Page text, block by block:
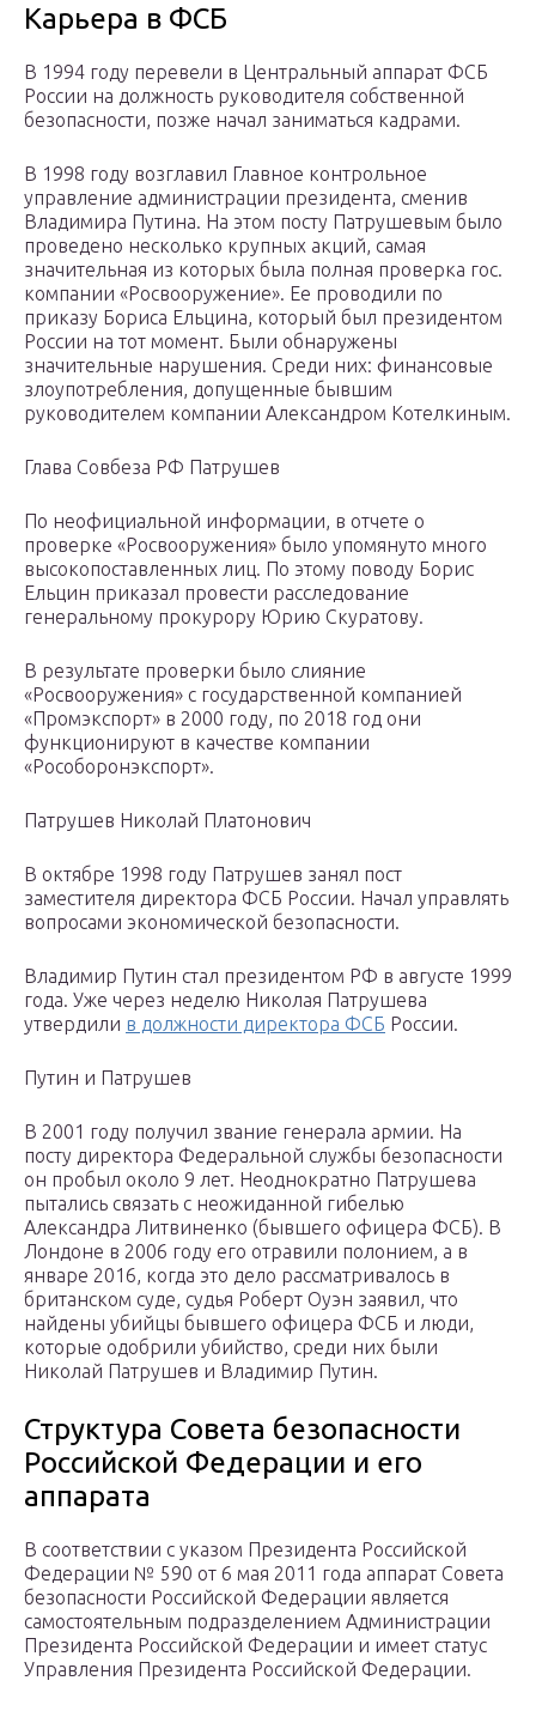
Карьера в ФСБ
В 1994 году перевели в Центральный аппарат ФСБ
России на должность руководителя собственной
безопасности, позже начал заниматься кадрами.
В 1998 году возглавил Главное контрольное
управление администрации президента, сменив
Владимира Путина. На этом посту Патрушевым было
проведено несколько крупных акций, самая
значительная из которых была полная проверка гос.
компании «Росвооружение». Ее проводили по
приказу Бориса Ельцина, который был президентом
России на тот момент. Были обнаружены
значительные нарушения. Среди них: финансовые
злоупотребления, допущенные бывшим
руководителем компании Александром Котелкиным.
Глава Совбеза РФ Патрушев
По неофициальной информации, в отчете о
проверке «Росвооружения» было упомянуто много
высокопоставленных лиц. По этому поводу Борис
Ельцин приказал провести расследование
генеральному прокурору Юрию Скуратову.
В результате проверки было слияние
«Росвооружения» с государственной компанией
«Промэкспорт» в 2000 году, по 2018 год они
функционируют в качестве компании
«Рособоронэкспорт».
Патрушев Николай Платонович
В октябре 1998 году Патрушев занял пост
заместителя директора ФСБ России. Начал управлять
вопросами экономической безопасности.
Владимир Путин стал президентом РФ в августе 1999
года. Уже через неделю Николая Патрушева
утвердили в должности директора ФСБ России.
Путин и Патрушев
В 2001 году получил звание генерала армии. На
посту директора Федеральной службы безопасности
он пробыл около 9 лет. Неоднократно Патрушева
пытались связать с неожиданной гибелью
Александра Литвиненко (бывшего офицера ФСБ). В
Лондоне в 2006 году его отравили полонием, а в
январе 2016, когда это дело рассматривалось в
британском суде, судья Роберт Оуэн заявил, что
найдены убийцы бывшего офицера ФСБ и люди,
которые одобрили убийство, среди них были
Николай Патрушев и Владимир Путин.
Структура Совета безопасности
Российской Федерации и его
аппарата
В соответствии с указом Президента Российской
Федерации № 590 от 6 мая 2011 года аппарат Совета
безопасности Российской Федерации является
самостоятельным подразделением Администрации
Президента Российской Федерации и имеет статус
Управления Президента Российской Федерации.